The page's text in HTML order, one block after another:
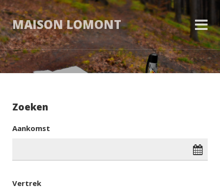
MAISON LOMONT
Zoeken
Aankomst
Vertrek